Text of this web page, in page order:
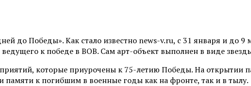
до Победы». Как стало известно news-v.ru, с 31 января и до 9
к победе в ВОВ. Сам арт-объект выполнен в виде
которые приурочены к 75-летию Победы. На открытии
памяти к погибшим в военные годы как на фронте, так и в тылу.